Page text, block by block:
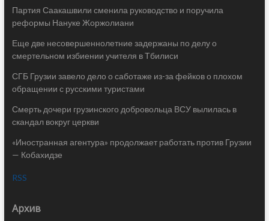
Партия Саакашвили сменила руководство и поручила
реформы Нануке Жоржолиани
Еще две несовершеннолетние задержаны по делу о
смертельном избиении учителя в Тбилиси
СГБ Грузии завело дело о саботаже из-за фейков о плохом
обращении с русскими туристами
Смерть дочери грузинского добровольца ВСУ вылилась в
скандал вокруг церкви
«Иностранная агентура» продолжает работать против Грузии
— Кобахидзе
RSS
Архив